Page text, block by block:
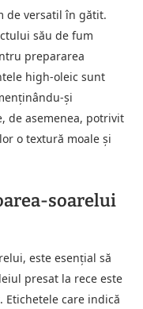
de versatil în gătit.
său de fum
prepararea
high-oleic sunt
și
de asemenea, potrivit
o textură moale și
soarelui
este esențial să
presat la rece este
care indică